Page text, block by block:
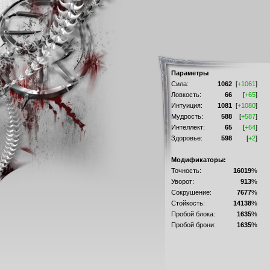
Параметры
Сила:
1062 [+1061]
Ловкость:
66 [+65]
Интуиция:
1081 [+1080]
Мудрость:
588 [+587]
Интеллект:
65 [+64]
Здоровье:
598 [+2]
Модификаторы:
Точность:
16019%
Уворот:
913%
Сокрушение:
7677%
Стойкость:
14138%
Пробой блока:
1635%
Пробой брони:
1635%